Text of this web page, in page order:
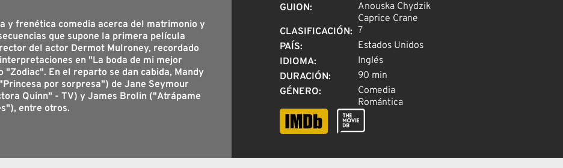
y frenética comedia acerca del matrimonio y
que supone la primera película
del actor Dermot Mulroney, recordado
en "La boda de mi mejor
"Zodiac". En el reparto se dan cabida, Mandy
por sorpresa") de Jane Seymour
Quinn" - TV) y James Brolin ("Atrápame
entre otros.
GUION:
Anouska Chydzik
Caprice Crane
CLASIFICACIÓN: 7
PAÍS:
Estados Unidos
IDIOMA:
Inglés
DURACIÓN:
90 min
GÉNERO:
Comedia
Romántica